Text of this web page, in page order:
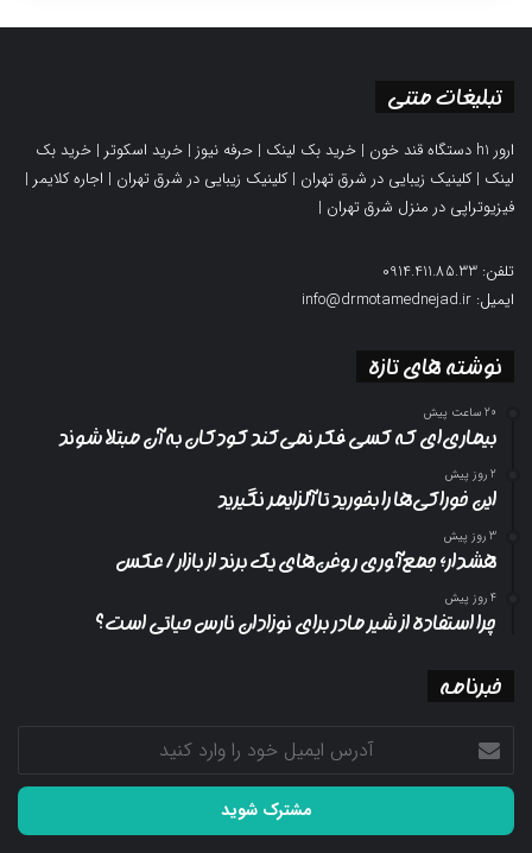
تبلیغات متنی
ارور h1 دستگاه قند خون | خرید بک لینک | حرفه نیوز | خرید اسکوتر | خرید بک
لینک |کلینیک زیبایی در شرق تهران |کلینیک زیبایی در شرق تهران | اجاره کلایمر |
فیزیوتراپی در منزل شرق تهران |
تلفن: 0914.411.85.33
ایمیل: info@drmotamednejad.ir
نوشته های تازه
20 ساعت پیش
بیماری‌ای که کسی فکر نمی‌کند کودکان به آن مبتلا شوند
2 روز پیش
این خوراکی‌ها را بخورید تا آلزایمر نگیرید
3 روز پیش
هشدار؛ جمع‌آوری روغن‌های یک برند از بازار/ عکس
4 روز پیش
چرا استفاده از شیر مادر برای نوزادان نارس حیاتی است؟
خبرنامه
آدرس
ایمیل
خود
وارد